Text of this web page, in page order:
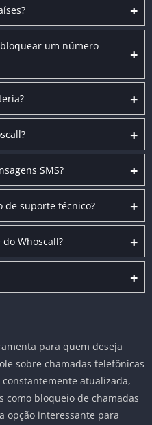
+
+
um número
+
+
+
SMS?
+
de suporte técnico?
+
Whoscall?
+
para quem deseja
sobre chamadas telefônicas
atualizada,
bloqueio de chamadas
opção interessante para